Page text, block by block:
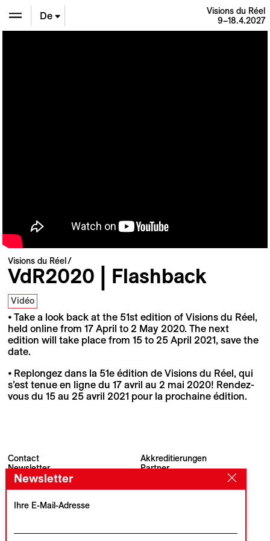
De
Visions du Réel
9–18.4.2027
Visions du Réel
VdR2020 | Flashback
Vidéo
⦁ Take a look back at the 51st edition of Visions du Réel,
held online from 17 April to 2 May 2020. The next
edition will take place from 15 to 25 April 2021, save the
date.
⦁ Replongez dans la 51e édition de Visions du Réel, qui
s’est tenue en ligne du 17 avril au 2 mai 2020! Rendez-
vous du 15 au 25 avril 2021 pour la prochaine édition.
Contact
Newsletter
Archiv
Akkreditierungen
Partner
Visions du Réel
Place du Marché 2
CH–1260 Nyon
#VisionsduReel
Hauptpartner Medienpartner
Newsletter
Ihre E-Mail-Adresse